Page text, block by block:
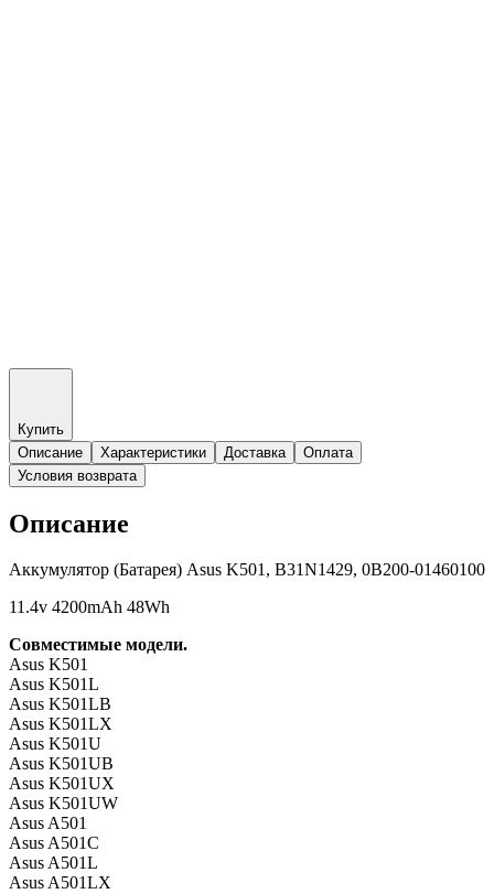
Купить
Описание
Характеристики Доставка
Оплата
Условия возврата
Описание
Аккумулятор (Батарея) Asus K501, B31N1429, 0B200-01460100
11.4v 4200mAh 48Wh
Совместимые модели.
Asus K501
Asus K501L
Asus K501LB
Asus K501LX
Asus K501U
​​​​​​​Asus K501UB
Asus K501UX
​​​​​​​Asus K501UW
Asus A501
Asus A501C
Asus A501L
​​​​​​​Asus A501LX